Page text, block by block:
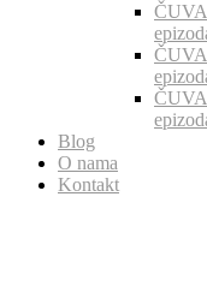
Blog
O nama
Kontakt